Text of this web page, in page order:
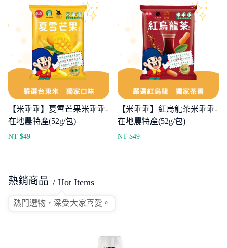
【米乖乖】夏雪芒果米乖乖-
在地農特產(52g/包)
NT $49
【米乖乖】紅烏龍茶米乖乖-
在地農特產(52g/包)
NT $49
熱銷商品 / Hot Items
熱門選物，深受大家喜愛。